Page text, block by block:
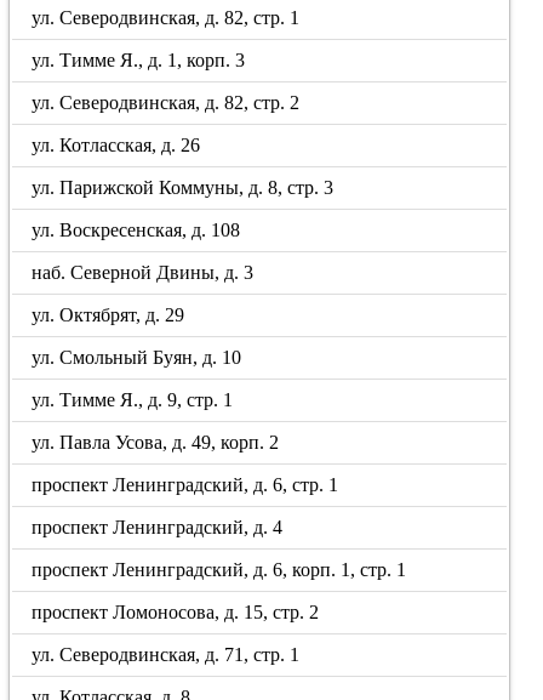
ул. Северодвинская, д. 82, стр. 1
ул. Тимме Я., д. 1, корп. 3
ул. Северодвинская, д. 82, стр. 2
ул. Котласская, д. 26
ул. Парижской Коммуны, д. 8, стр. 3
ул. Воскресенская, д. 108
наб. Северной Двины, д. 3
ул. Октябрят, д. 29
ул. Смольный Буян, д. 10
ул. Тимме Я., д. 9, стр. 1
ул. Павла Усова, д. 49, корп. 2
проспект Ленинградский, д. 6, стр. 1
проспект Ленинградский, д. 4
проспект Ленинградский, д. 6, корп. 1, стр. 1
проспект Ломоносова, д. 15, стр. 2
ул. Северодвинская, д. 71, стр. 1